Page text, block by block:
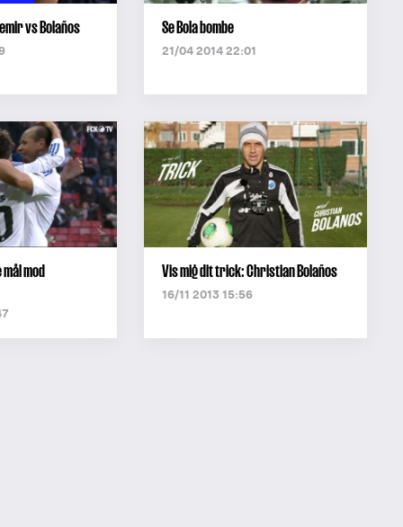
vs Bolaños Se Bola bombe
21/04 2014 22:01
mod Vis mig dit trick: Christian Bolaños
16/11 2013 15:56